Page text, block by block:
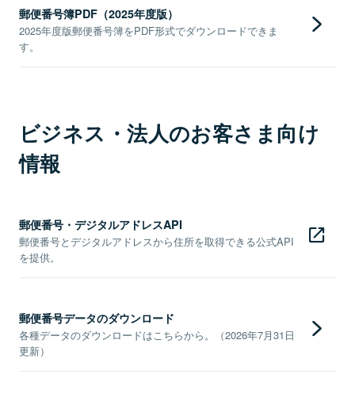
郵便番号簿PDF（2025年度版）
2025年度版郵便番号簿をPDF形式でダウンロードできま
す。
ビジネス・法人のお客さま向け
情報
郵便番号・デジタルアドレスAPI
郵便番号とデジタルアドレスから住所を取得できる公式API
を提供。
郵便番号データのダウンロード
各種データのダウンロードはこちらから。（2026年7月31日
更新）